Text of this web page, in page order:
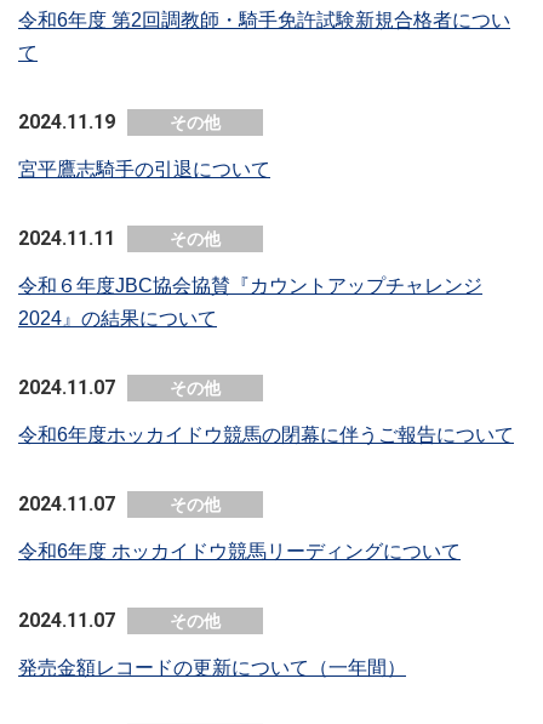
令和6年度 第2回調教師・騎手免許試験新規合格者につい
て
2024.11.19 その他
宮平鷹志騎手の引退について
2024.11.11 その他
令和６年度JBC協会協賛『カウントアップチャレンジ
2024』の結果について
2024.11.07 その他
令和6年度ホッカイドウ競馬の閉幕に伴うご報告について
2024.11.07 その他
令和6年度 ホッカイドウ競馬リーディングについて
2024.11.07 その他
発売金額レコードの更新について（一年間）